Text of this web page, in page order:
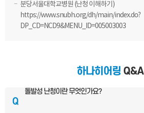
분당서울대학교병원 (난청 이해하기)
https://www.snubh.org/dh/main/index.do?
DP_CD=NCD9&MENU_ID=005003003
하나히어링 Q&A
Q
돌발성 난청이란 무엇인가요?